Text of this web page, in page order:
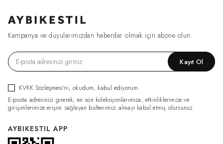
Kampanya ve duyularımızdan haberdar olmak için abone olun.
Kayıt Ol
KVKK Sözleşmesi'ni, okudum, kabul ediyorum.
E-posta adresinizi girerek, en son koleksiyonlarımıza, etkinliklerimize ve
girişimlerimize erişim sağlayan bültenimizi almayı kabul etmiş olursunuz.
AYBIKESTIL APP